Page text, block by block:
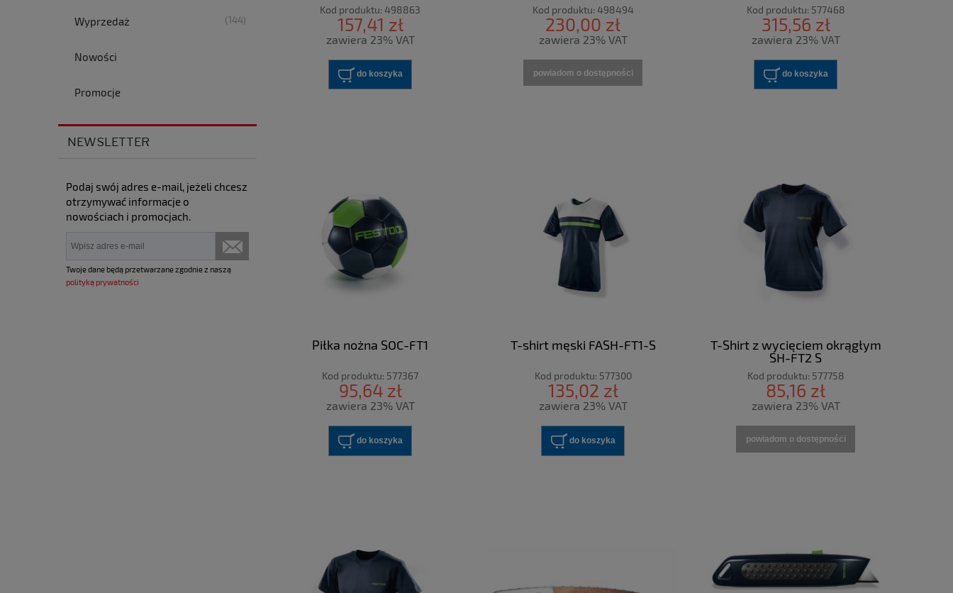
Wyprzedaż (144)
Nowości
Promocje
NEWSLETTER
Podaj swój adres e-mail, jeżeli chcesz
otrzymywać informacje o
nowościach i promocjach.
Twoje dane będą przetwarzane zgodnie z naszą
polityką prywatności
Kod produktu: 498863
157,41 zł
zawiera 23% VAT
do koszyka
Kod produktu: 498494
230,00 zł
zawiera 23% VAT
powiadom o dostępności
Kod produktu: 577468
315,56 zł
zawiera 23% VAT
do koszyka
Piłka nożna SOC-FT1
Kod produktu: 577367
95,64 zł
zawiera 23% VAT
do koszyka
T-shirt męski FASH-FT1-S
Kod produktu: 577300
135,02 zł
zawiera 23% VAT
do koszyka
T-Shirt z wycięciem okrągłym
SH-FT2 S
Kod produktu: 577758
85,16 zł
zawiera 23% VAT
powiadom o dostępności